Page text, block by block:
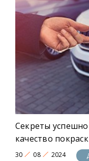
Секреты
качество
30 08 2024